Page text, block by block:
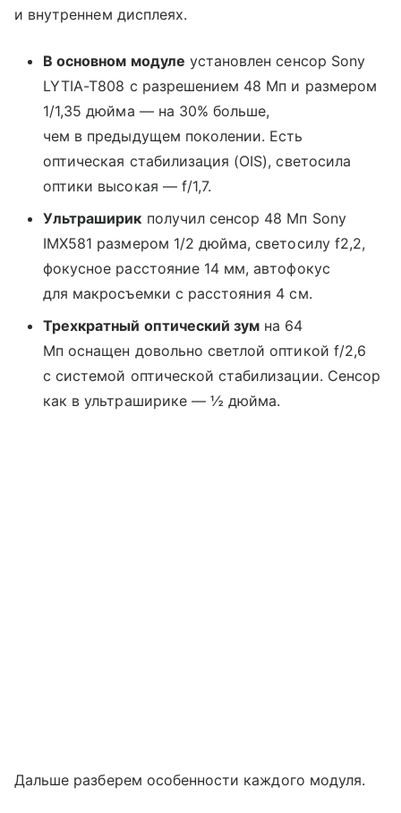
и внутреннем дисплеях.
В основном модуле установлен сенсор Sony
LYTIA-T808 с разрешением 48 Мп и размером
1/1,35 дюйма — на 30% больше,
чем в предыдущем поколении. Есть
оптическая стабилизация (OIS), светосила
оптики высокая — f/1,7.
Ультраширик получил сенсор 48 Мп Sony
IMX581 размером 1/2 дюйма, светосилу f2,2,
фокусное расстояние 14 мм, автофокус
для макросъемки с расстояния 4 см.
Трехкратный оптический зум на 64
Мп оснащен довольно светлой оптикой f/2,6
с системой оптической стабилизации. Сенсор
как в ультраширике — ½ дюйма.
Дальше разберем особенности каждого модуля.